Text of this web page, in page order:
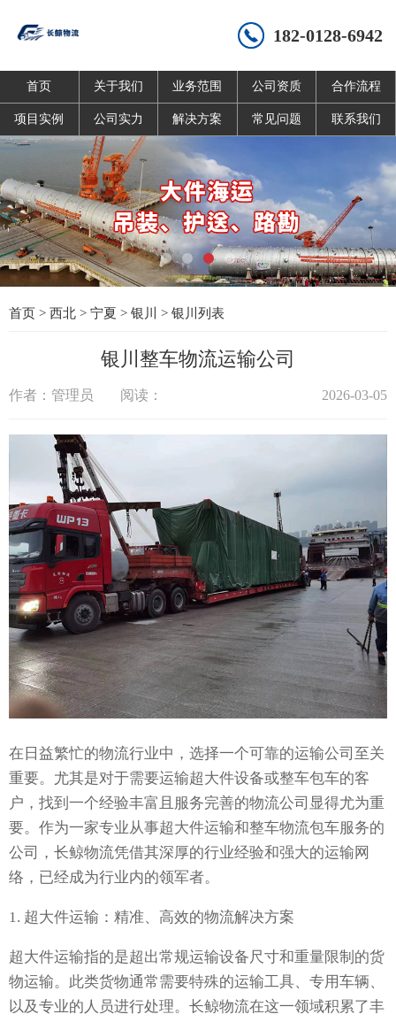
182-0128-6942
首页 关于我们 业务范围 公司资质 合作流程
项目实例 公司实力 解决方案 常见问题 联系我们
首页 > 西北 > 宁夏 > 银川 > 银川列表
银川整车物流运输公司
作者：管理员 阅读： 2026-03-05
在日益繁忙的物流行业中，选择一个可靠的运输公司至关
重要。尤其是对于需要运输超大件设备或整车包车的客
户，找到一个经验丰富且服务完善的物流公司显得尤为重
要。作为一家专业从事超大件运输和整车物流包车服务的
公司，长鲸物流凭借其深厚的行业经验和强大的运输网
络，已经成为行业内的领军者。
1. 超大件运输：精准、高效的物流解决方案
超大件运输指的是超出常规运输设备尺寸和重量限制的货
物运输。此类货物通常需要特殊的运输工具、专用车辆、
以及专业的人员进行处理。长鲸物流在这一领域积累了丰